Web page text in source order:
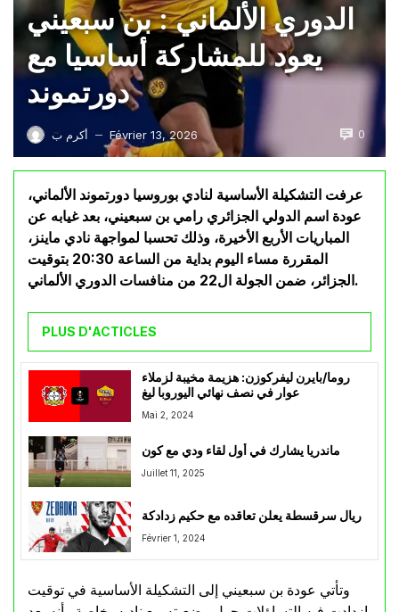
الدوري الألماني : بن سبعيني
يعود للمشاركة أساسيا مع
دورتموند
أكرم ب — Février 13, 2026 0
عرفت التشكيلة الأساسية لنادي بوروسيا دورتموند الألماني،
عودة اسم الدولي الجزائري رامي بن سبعيني، بعد غيابه عن
المباريات الأربع الأخيرة، وذلك تحسبا لمواجهة نادي ماينز،
المقررة مساء اليوم بداية من الساعة 20:30 بتوقيت
الجزائر، ضمن الجولة ال22 من منافسات الدوري الألماني.
PLUS D'ACTICLES
روما/بايرن ليفركوزن: هزيمة مخيبة لزملاء
عوار في نصف نهائي اليوروبا ليغ
Mai 2, 2024
ماندريا يشارك في أول لقاء ودي مع كون
Juillet 11, 2025
ريال سرقسطة يعلن تعاقده مع حكيم زدادكة
Février 1, 2024
وتأتي عودة بن سبعيني إلى التشكيلة الأساسية في توقيت